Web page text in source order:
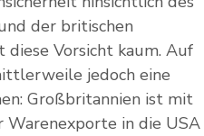
der britischen
Vorsicht kaum. Auf
jedoch eine
Großbritannien ist mit
in die USA